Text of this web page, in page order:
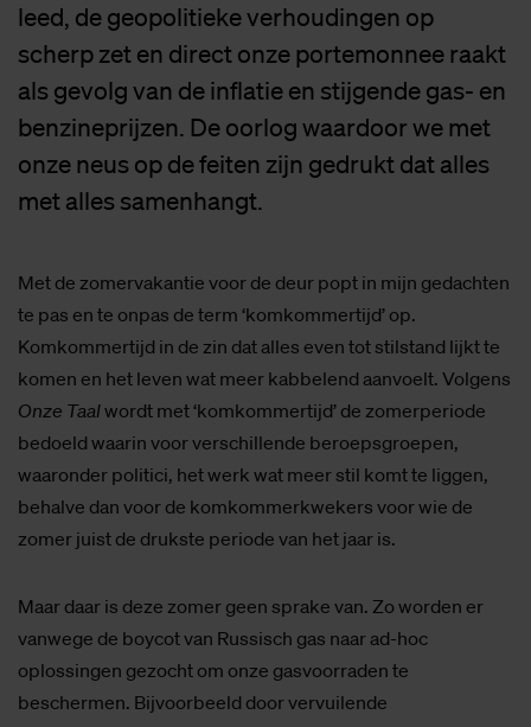
leed, de geopolitieke verhoudingen op
scherp zet en direct onze portemonnee raakt
als gevolg van de inflatie en stijgende gas- en
benzineprijzen. De oorlog waardoor we met
onze neus op de feiten zijn gedrukt dat alles
met alles samenhangt.
Met de zomervakantie voor de deur popt in mijn gedachten
te pas en te onpas de term ‘komkommertijd’ op.
Komkommertijd in de zin dat alles even tot stilstand lijkt te
komen en het leven wat meer kabbelend aanvoelt. Volgens
Onze Taalwordt met ‘komkommertijd’ de zomerperiode
bedoeld waarin voor verschillende beroepsgroepen,
waaronder politici, het werk wat meer stil komt te liggen,
behalve dan voor de komkommerkwekers voor wie de
zomer juist de drukste periode van het jaar is.
Maar daar is deze zomer geen sprake van. Zo worden er
vanwege de boycot van Russisch gas naar ad-hoc
oplossingen gezocht om onze gasvoorraden te
beschermen. Bijvoorbeeld door vervuilende